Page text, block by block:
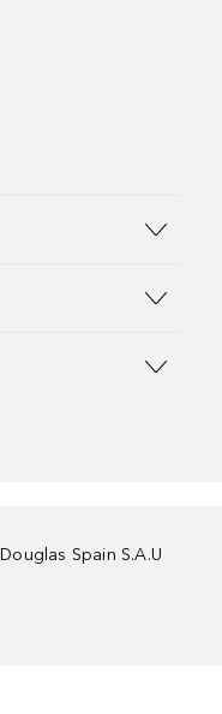
Douglas Spain S.A.U